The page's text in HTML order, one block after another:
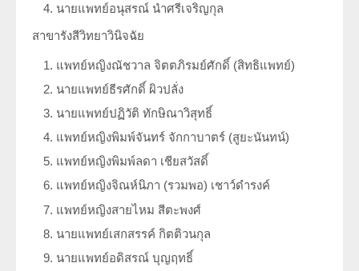
นายแพทย์อนุสรณ์ นำศรีเจริญกุล
สาขารังสีวิทยาวินิจฉัย
แพทย์หญิงณัชวาล จิตตภิรมย์ศักดิ์ (สิทธิแพทย์)
นายแพทย์ธีรศักดิ์ ผิวปลั่ง
นายแพทย์ปฏิวัติ ทักษิณาวิสุทธิ์
แพทย์หญิงพิมพ์จันทร์ จักกาบาตร์ (สูยะนันทน์)
แพทย์หญิงพิมพ์ลดา เชียสวัสดิ์
แพทย์หญิงจิณห์นิภา (รวมพอ) เชาว์ดำรงค์
แพทย์หญิงสายไหม สีตะพงศ์
นายแพทย์เสกสรรค์ กิตติวนกุล
นายแพทย์อดิสรณ์ บุญฤทธิ์